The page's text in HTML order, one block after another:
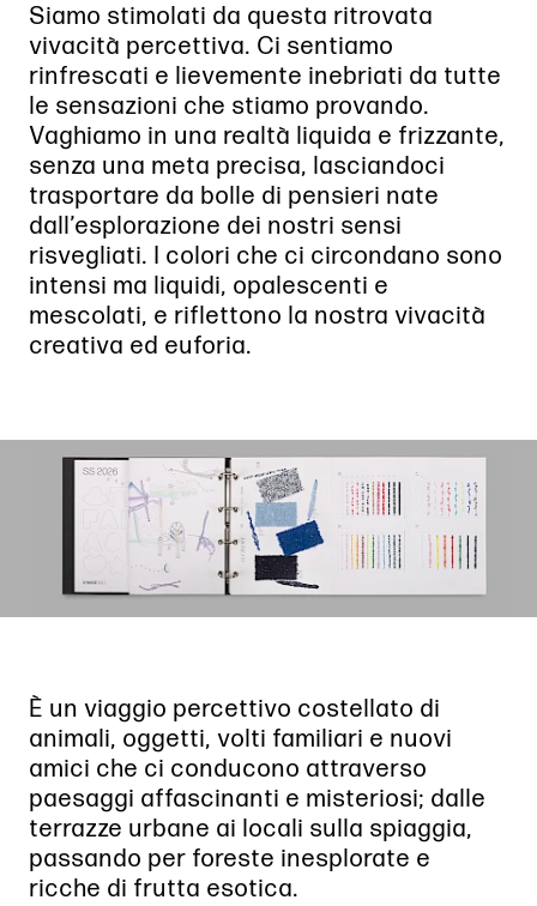
Siamo stimolati da questa ritrovata
vivacità percettiva. Ci sentiamo
rinfrescati e lievemente inebriati da tutte
le sensazioni che stiamo provando.
Vaghiamo in una realtà liquida e frizzante,
senza una meta precisa, lasciandoci
trasportare da bolle di pensieri nate
dall’esplorazione dei nostri sensi
risvegliati. I colori che ci circondano sono
intensi ma liquidi, opalescenti e
mescolati, e riflettono la nostra vivacità
creativa ed euforia.
È un viaggio percettivo costellato di
animali, oggetti, volti familiari e nuovi
amici che ci conducono attraverso
paesaggi affascinanti e misteriosi; dalle
terrazze urbane ai locali sulla spiaggia,
passando per foreste inesplorate e
ricche di frutta esotica.